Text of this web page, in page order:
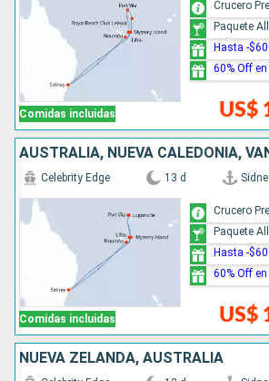
Comidas incluidas US$
Crucero
Paquete
Hasta -
60% Off
Comidas incluidas
Celebrity Edge 13 d
US$
Crucero
Paquete
Hasta -
60% Off
NUEVA ZELANDA, AUSTRALIA